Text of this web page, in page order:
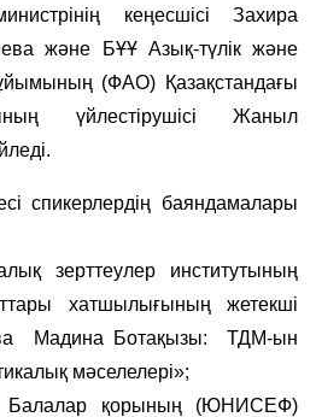
кеңесшісі Захира
және БҰҰ Азық-түлік және
(ФАО) Қазақстандағы
үйлестірушісі Жаныл
спикерлердің баяндамалары
зерттеулер институтының
хатшылығының жетекші
Мадина Ботақызы: ТДМ-ын
мәселелері»;
Балалар қорының (ЮНИСЕФ)